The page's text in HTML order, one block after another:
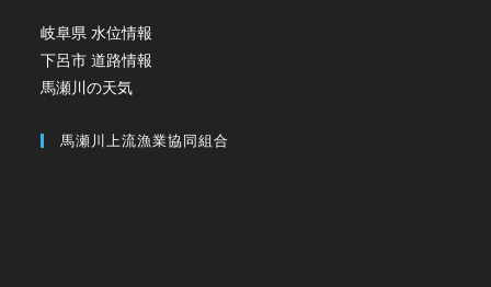
岐阜県 水位情報
下呂市 道路情報
馬瀬川の天気
馬瀬川上流漁業協同組合